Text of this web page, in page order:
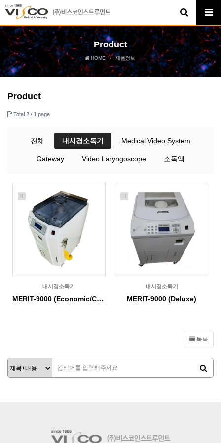
Product
HOME 제품정보
Product
Total 2 / 1 page
전체 내시경소독기 Medical Video System
Gateway Video Laryngoscope 소독액
H
내시경소독기
MERIT-9000 (Economic/Compact)
H
내시경소독기
MERIT-9000 (Deluxe)
목록